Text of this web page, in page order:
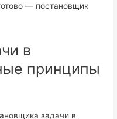
— постановщик
в
принципы
задачи в